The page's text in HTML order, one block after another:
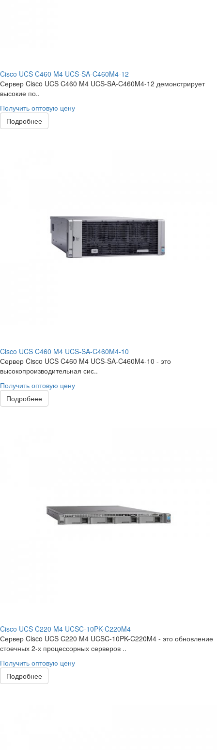
Cisco UCS C460 M4 UCS-SA-C460M4-12
Сервер Cisco UCS C460 M4 UCS-SA-C460M4-12 демонстрирует
высокие по..
Получить оптовую цену
Подробнее
Cisco UCS C460 M4 UCS-SA-C460M4-10
Сервер Cisco UCS C460 M4 UCS-SA-C460M4-10 - это
высокопроизводительная сис..
Получить оптовую цену
Подробнее
Cisco UCS C220 M4 UCSC-10PK-C220M4
Сервер Cisco UCS C220 M4 UCSC-10PK-C220M4 - это обновление
стоечных 2-х процессорных серверов ..
Получить оптовую цену
Подробнее